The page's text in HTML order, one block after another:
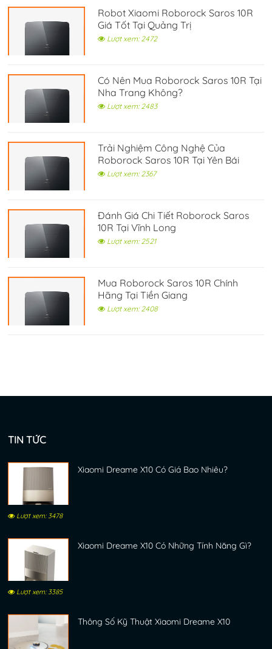
Robot Xiaomi Roborock Saros 10R
Giá Tốt Tại Quảng Trị
Lượt xem: 2472
Có Nên Mua Roborock Saros 10R Tại
Nha Trang Không?
Lượt xem: 2483
Trải Nghiệm Công Nghệ Của
Roborock Saros 10R Tại Yên Bái
Lượt xem: 2367
Đánh Giá Chi Tiết Roborock Saros
10R Tại Vĩnh Long
Lượt xem: 2521
Mua Roborock Saros 10R Chính
Hãng Tại Tiền Giang
Lượt xem: 2408
TIN TỨC
Xiaomi Dreame X10 Có Giá Bao Nhiêu?
Lượt xem: 3478
Xiaomi Dreame X10 Có Những Tính Năng Gì?
Lượt xem: 3385
Thông Số Kỹ Thuật Xiaomi Dreame X10